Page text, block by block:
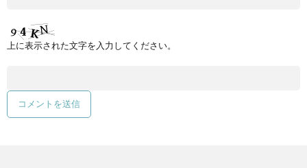
上に表示された文字を入力してください。